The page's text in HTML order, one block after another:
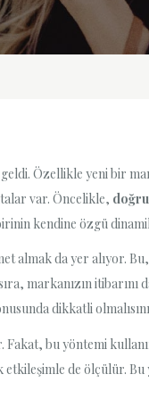
Özellikle yeni bir
var. Öncelikle,
kendine özgü
almak da yer alıyor.
markanızın
dikkatli
Fakat, bu yöntemi
etkileşimle de ölçülür.